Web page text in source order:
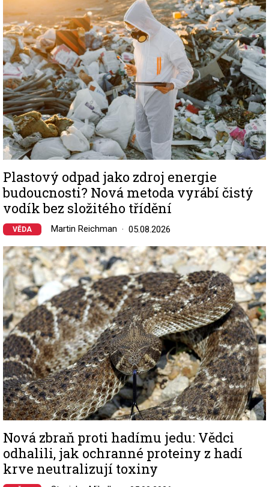
Plastový odpad jako zdroj energie
budoucnosti? Nová metoda vyrábí čistý
vodík bez složitého třídění
VĚDA Martin Reichman 05.08.2026
Image
Nová zbraň proti hadímu jedu: Vědci
odhalili, jak ochranné proteiny z hadí
krve neutralizují toxiny